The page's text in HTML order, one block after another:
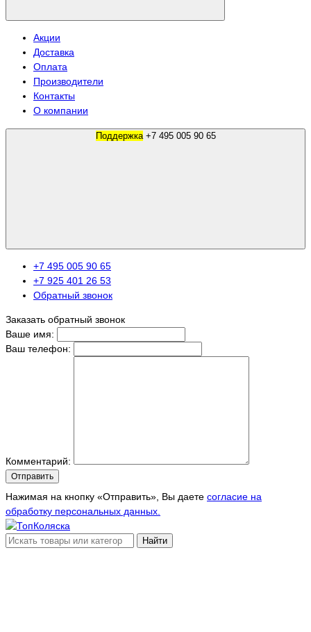
Акции
Доставка
Оплата
Производители
Контакты
О компании
Поддержка +7 495 005 90 65
+7 495 005 90 65
+7 925 401 26 53
Обратный звонок
Заказать обратный звонок
Ваше имя:
Ваш телефон:
Комментарий:
Отправить
Нажимая на кнопку «Отправить», Вы даете согласие на
обработку персональных данных.
Найти